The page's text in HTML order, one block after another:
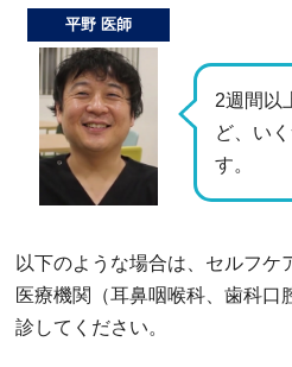
2週間以
ど、い
す。
平野 医師
以下のような場合は、セルフケ
医療機関（耳鼻咽喉科、歯科口
診してください。